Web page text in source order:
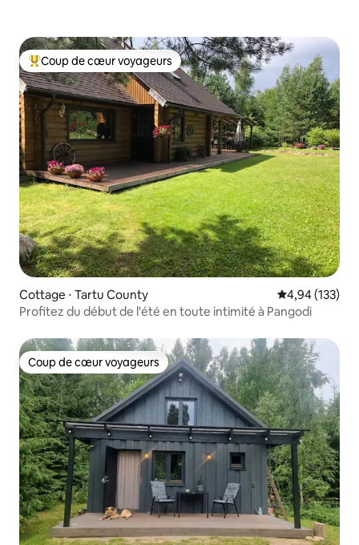
Coups de cœur voyageurs les plus appréciés
Coup de cœur voyageurs
Cottage ⋅ Tartu County Évaluation
4,94 (133)
Profitez du début de l'été en toute intimité à Pangodi
Coup de cœur voyageurs
Coup de cœur voyageurs